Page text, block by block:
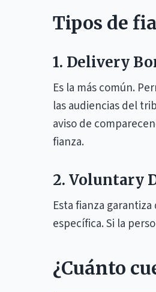
Tipos de
1. Delivery
Es la más común.
las audiencias del
aviso de
fianza.
2. Voluntary
Esta fianza
específica. Si la
¿Cuánto